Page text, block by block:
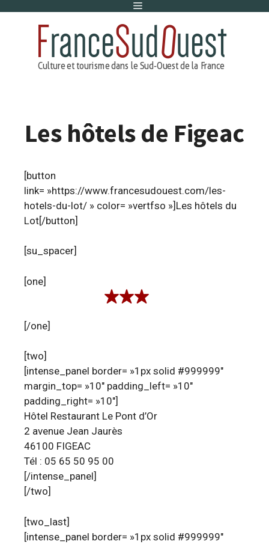
Menu
Les hôtels de Figeac
[button
link= »https://www.francesudouest.com/les-
hotels-du-lot/ » color= »vertfso »]Les hôtels du
Lot[/button]
[su_spacer]
[one]
[/one]
[two]
[intense_panel border= »1px solid #999999″
margin_top= »10″ padding_left= »10″
padding_right= »10″]
Hôtel Restaurant Le Pont d’Or
2 avenue Jean Jaurès
46100 FIGEAC
Tél : 05 65 50 95 00
[/intense_panel]
[/two]
[two_last]
[intense_panel border= »1px solid #999999″